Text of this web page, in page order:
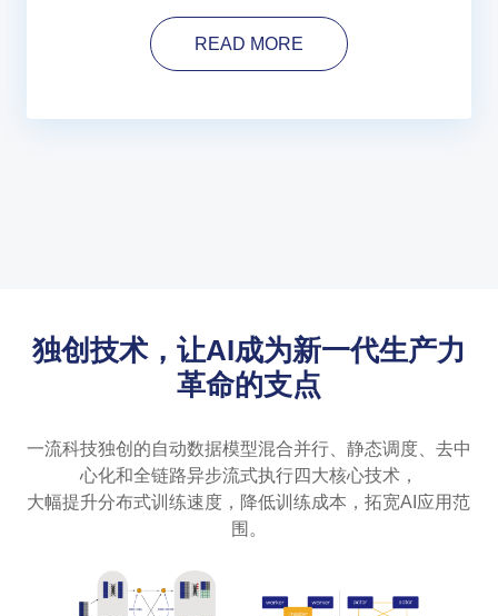
READ MORE
独创技术，让AI成为新一代生产力
革命的支点
一流科技独创的自动数据模型混合并行、静态调度、去中
心化和全链路异步流式执行四大核心技术，
大幅提升分布式训练速度，降低训练成本，拓宽AI应用范
围。